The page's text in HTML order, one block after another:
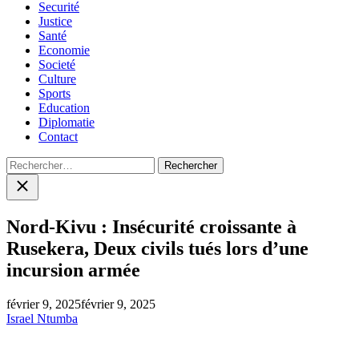
Securité
Justice
Santé
Economie
Societé
Culture
Sports
Education
Diplomatie
Contact
Rechercher :
Close
search
Nord-Kivu : Insécurité croissante à
Rusekera, Deux civils tués lors d’une
incursion armée
février 9, 2025février 9, 2025
Israel Ntumba